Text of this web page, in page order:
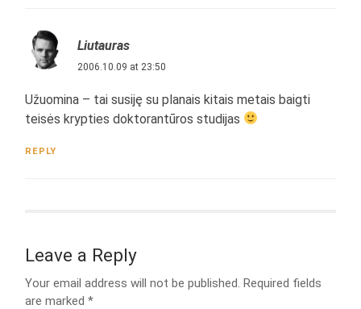
Liutauras
2006.10.09 at 23:50
Užuomina – tai susiję su planais kitais metais baigti
teisės krypties doktorantūros studijas
REPLY
Leave a Reply
Your email address will not be published. Required fields
are marked*